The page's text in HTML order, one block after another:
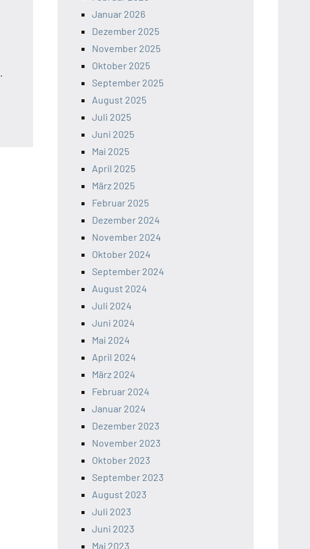
Januar 2026
Dezember 2025
November 2025
Oktober 2025
September 2025
August 2025
Juli 2025
Juni 2025
Mai 2025
April 2025
März 2025
Februar 2025
Dezember 2024
November 2024
Oktober 2024
September 2024
August 2024
Juli 2024
Juni 2024
Mai 2024
April 2024
März 2024
Februar 2024
Januar 2024
Dezember 2023
November 2023
Oktober 2023
September 2023
August 2023
Juli 2023
Juni 2023
Mai 2023